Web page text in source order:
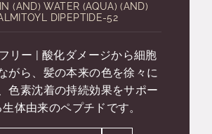
(AND) WATER (AQUA) (AND)
DIPEPTIDE-52
リー | 酸化ダメージから細胞
がら、髪の本来の色を徐々に
色素沈着の持続効果をサポー
生体由来のペプチドです。